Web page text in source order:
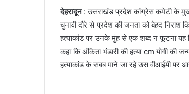
देहरादून: उत्तराखंड प्रदेश कांग्रेस कमेटी के
चुनावी दौरे से प्रदेश की जनता को बेहद निराश
हत्याकांड पर उनके मुंह से एक शब्द न फूटना यह
कहा कि अंकिता भंडारी की हत्या cm योगी की
हत्याकांड के सबब माने जा रहे उस वीआईपी पर